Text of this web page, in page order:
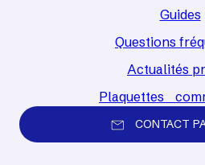
Guides
Questions
Actualités
Plaquettes
CONTACT